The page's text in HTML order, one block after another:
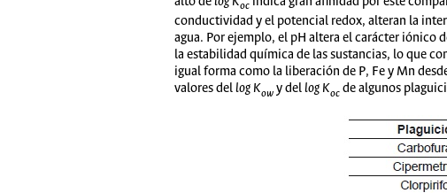
oc
conductividad y el potencial redox, alteran la
agua. Por ejemplo, el pH altera el carácter iónico
la estabilidad química de las sustancias, lo que
igual forma como la liberación de P, Fe y Mn
valores dellog Kow y dellog Koc de algunos